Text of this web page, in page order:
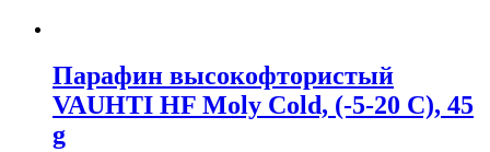
Парафин высокофтористый
VAUHTI HF Moly Cold, (-5-20 C), 45
g